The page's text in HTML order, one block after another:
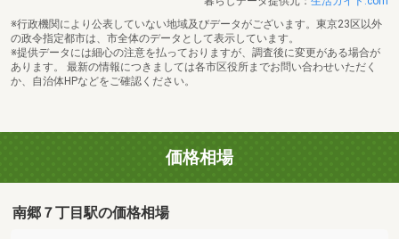
※行政機関により公表していない地域及びデータがございます。東京23区以外
の政令指定都市は、市全体のデータとして表示しています。
※提供データには細心の注意を払っておりますが、調査後に変更がある場合が
あります。 最新の情報につきましては各市区役所までお問い合わせいただく
か、自治体HPなどをご確認ください。
価格相場
南郷７丁目駅の価格相場